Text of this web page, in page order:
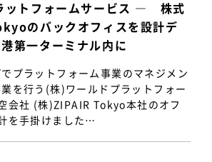
ットフォームサービス ― 株式
のバックオフィスを設計デ
第一ターミナル内に
プラットフォーム事業のマネジメン
を行う(株)ワールドプラットフォー
会社 (株)ZIPAIR Tokyo本社のオフ
を手掛けました…